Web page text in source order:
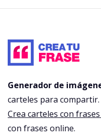
Generador de
carteles para
Crea carteles con
con frases online.